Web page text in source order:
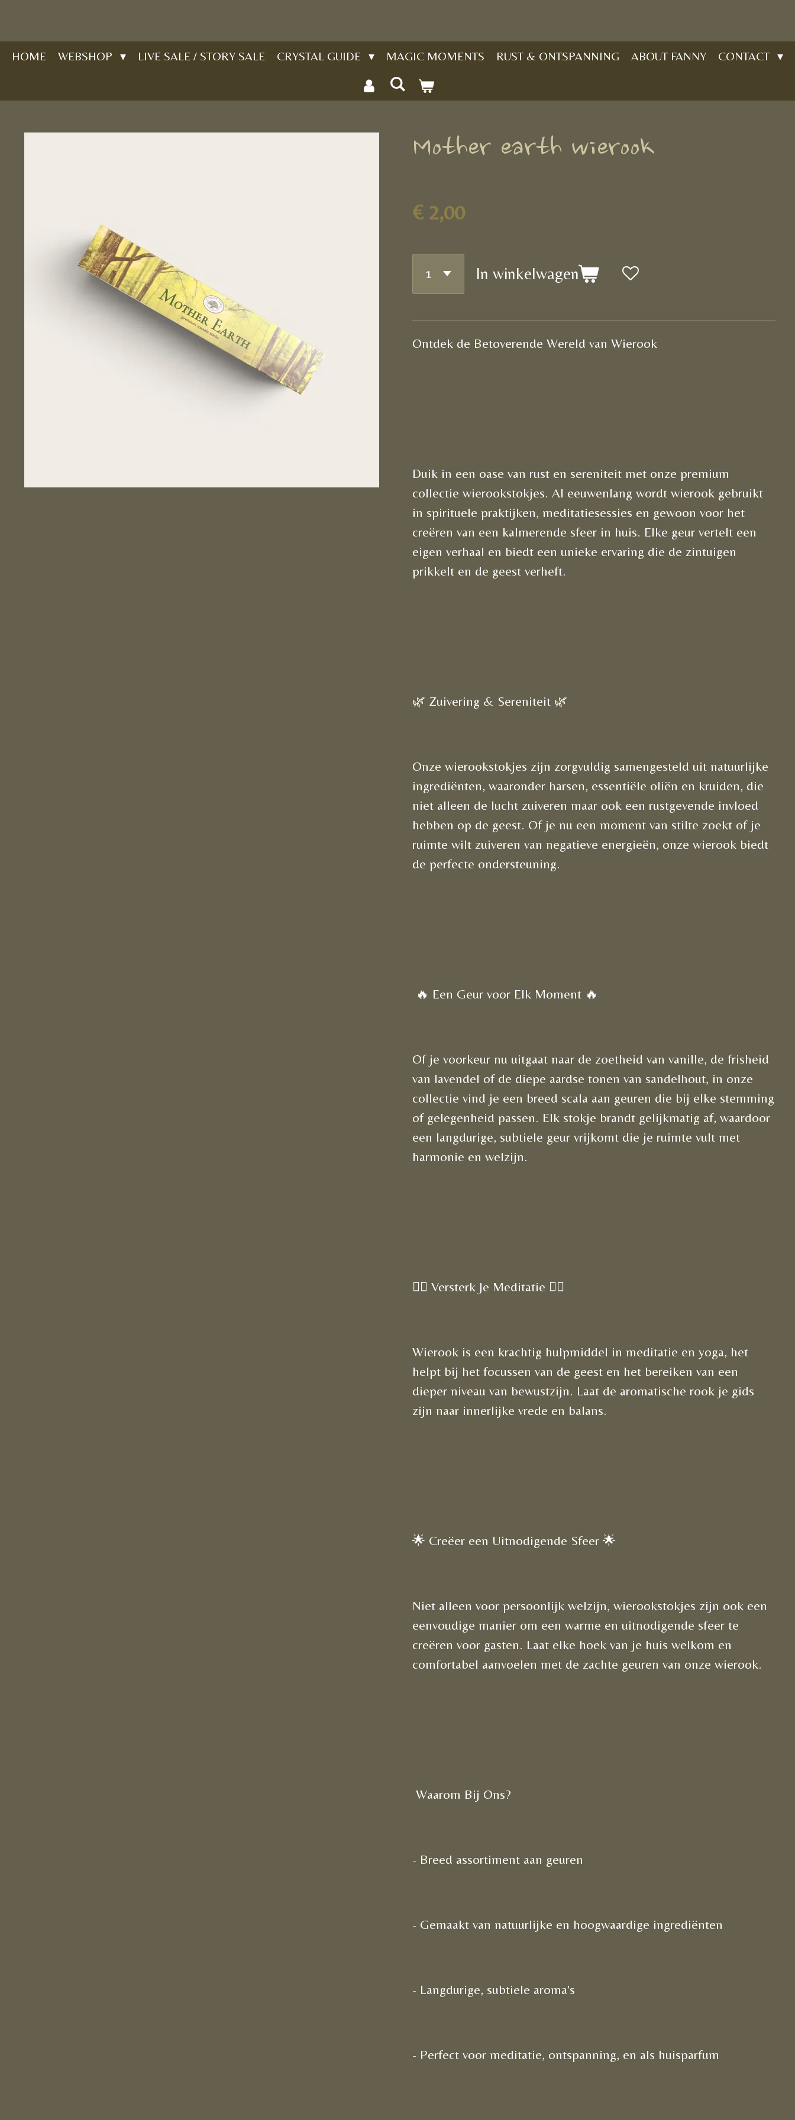
naar
HOME WEBSHOP LIVE SALE / STORY SALE CRYSTAL GUIDE MAGIC MOMENTS RUST & ONTSPANNING ABOUT FANNY CONTACT
Mother earth wierook
€ 2,00
In winkelwagen
Ontdek de Betoverende Wereld van Wierook
Duik in een oase van rust en sereniteit met onze premium
collectie wierookstokjes. Al eeuwenlang wordt wierook gebruikt
in spirituele praktijken, meditatiesessies en gewoon voor het
creëren van een kalmerende sfeer in huis. Elke geur vertelt een
eigen verhaal en biedt een unieke ervaring die de zintuigen
prikkelt en de geest verheft.
🌿 Zuivering & Sereniteit 🌿
Onze wierookstokjes zijn zorgvuldig samengesteld uit natuurlijke
ingrediënten, waaronder harsen, essentiële oliën en kruiden, die
niet alleen de lucht zuiveren maar ook een rustgevende invloed
hebben op de geest. Of je nu een moment van stilte zoekt of je
ruimte wilt zuiveren van negatieve energieën, onze wierook biedt
de perfecte ondersteuning.
🔥 Een Geur voor Elk Moment 🔥
Of je voorkeur nu uitgaat naar de zoetheid van vanille, de frisheid
van lavendel of de diepe aardse tonen van sandelhout, in onze
collectie vind je een breed scala aan geuren die bij elke stemming
of gelegenheid passen. Elk stokje brandt gelijkmatig af, waardoor
een langdurige, subtiele geur vrijkomt die je ruimte vult met
harmonie en welzijn.
🧘‍♀️ Versterk Je Meditatie 🧘‍♂️
Wierook is een krachtig hulpmiddel in meditatie en yoga, het
helpt bij het focussen van de geest en het bereiken van een
dieper niveau van bewustzijn. Laat de aromatische rook je gids
zijn naar innerlijke vrede en balans.
🌟 Creëer een Uitnodigende Sfeer 🌟
Niet alleen voor persoonlijk welzijn, wierookstokjes zijn ook een
eenvoudige manier om een warme en uitnodigende sfeer te
creëren voor gasten. Laat elke hoek van je huis welkom en
comfortabel aanvoelen met de zachte geuren van onze wierook.
Waarom Bij Ons?
- Breed assortiment aan geuren
- Gemaakt van natuurlijke en hoogwaardige ingrediënten
- Langdurige, subtiele aroma's
- Perfect voor meditatie, ontspanning, en als huisparfum